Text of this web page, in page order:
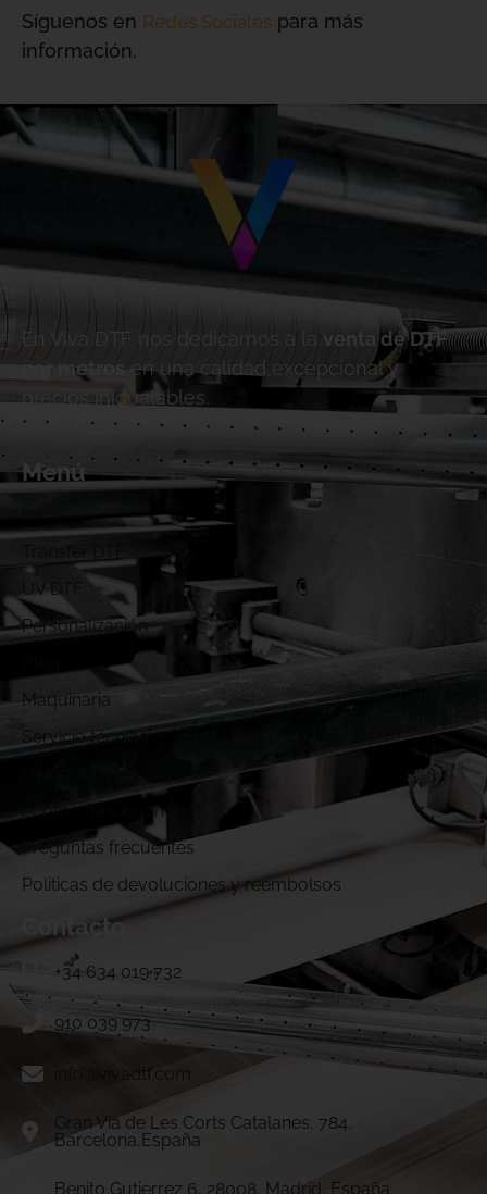
Síguenos en Redes Sociales para más
información.
En Viva DTF nos dedicamos a la
venta de DTF
por metros
en una calidad excepcional y
precios inigualables.
Menú
UV DTF
Personalización
Maquinaria
Servicio técnico
¿Cómo funcionamos?
Preguntas frecuentes
Politicas de devoluciones y reembolsos
Contacto
+34 634 019 732
910 039 973
info@vivadtf.com
Gran Vía de Les Corts Catalanes, 784.
Barcelona,España
Benito Gutierrez 6, 28008, Madrid, España